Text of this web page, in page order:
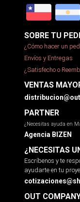
SOBRE TU
¿Cómo hacer un
Envíos y Entregas
¿Satisfecho o
VENTAS
PARTNER
¿Necesitas ayuda en
Agencia BIZEN
¿NECESITAS
Escríbenos y te
ayudarte en tu
OUT